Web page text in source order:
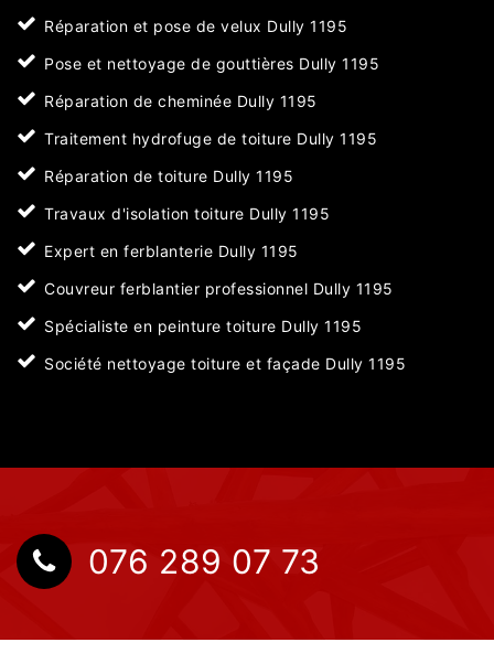
Réparation et pose de velux Dully 1195
Pose et nettoyage de gouttières Dully 1195
Réparation de cheminée Dully 1195
Traitement hydrofuge de toiture Dully 1195
Réparation de toiture Dully 1195
Travaux d'isolation toiture Dully 1195
Expert en ferblanterie Dully 1195
Couvreur ferblantier professionnel Dully 1195
Spécialiste en peinture toiture Dully 1195
Société nettoyage toiture et façade Dully 1195
076 289 07 73